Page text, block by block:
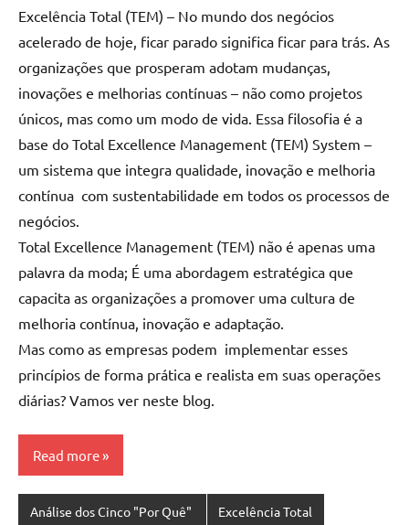
Excelência Total (TEM) – No mundo dos negócios
acelerado de hoje, ficar parado significa ficar para trás. As
organizações que prosperam adotam mudanças,
inovações e melhorias contínuas – não como projetos
únicos, mas como um modo de vida. Essa filosofia é a
base do Total Excellence Management (TEM) System –
um sistema que integra qualidade, inovação e melhoria
contínua com sustentabilidade em todos os processos de
negócios.
Total Excellence Management (TEM) não é apenas uma
palavra da moda; É uma abordagem estratégica que
capacita as organizações a promover uma cultura de
melhoria contínua, inovação e adaptação.
Mas como as empresas podem implementar esses
princípios de forma prática e realista em suas operações
diárias? Vamos ver neste blog.
Read more
Análise dos Cinco "Por Quê" Excelência Total